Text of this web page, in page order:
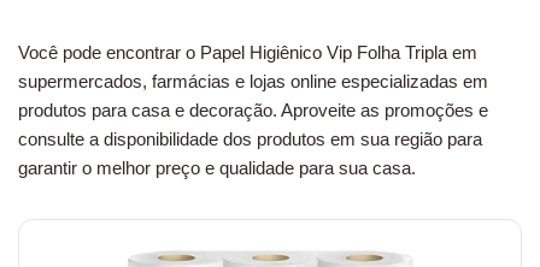
Você pode encontrar o Papel Higiênico Vip Folha Tripla em
supermercados, farmácias e lojas online especializadas em
produtos para casa e decoração. Aproveite as promoções e
consulte a disponibilidade dos produtos em sua região para
garantir o melhor preço e qualidade para sua casa.